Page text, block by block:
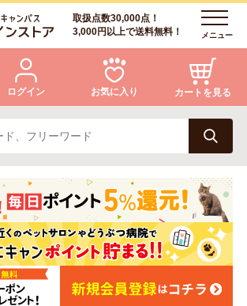
取扱点数30,000点！
3,000円以上で送料無料！
メニュー
猫
アクア・爬虫類・昆虫
キャットフード
ログイン お気に入り カートを見る
パスについて
ス